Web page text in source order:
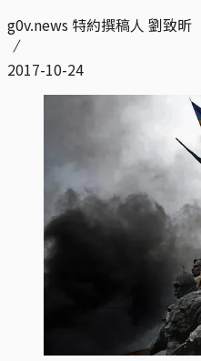
g0v.news 特約撰稿人 劉致昕
2017-10-24